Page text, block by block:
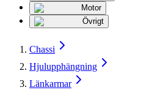
Motor
Övrigt
Chassi
Hjulupphängning
Länkarmar